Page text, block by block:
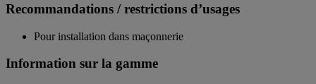
Recommandations / restrictions d’usages
Pour installation dans maçonnerie
Information sur la gamme